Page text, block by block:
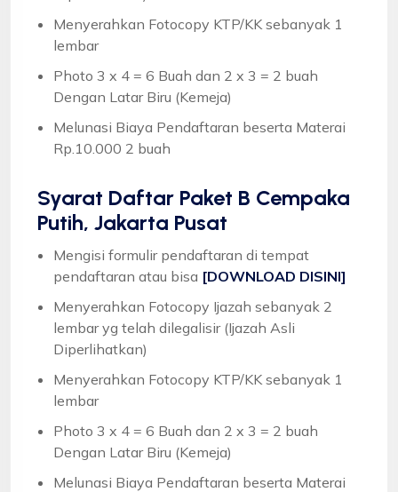
Menyerahkan Fotocopy KTP/KK sebanyak 1
lembar
Photo 3 x 4 = 6 Buah dan 2 x 3 = 2 buah
Dengan Latar Biru (Kemeja)
Melunasi Biaya Pendaftaran beserta Materai
Rp.10.000 2 buah
Syarat Daftar Paket B Cempaka
Putih, Jakarta Pusat
Mengisi formulir pendaftaran di tempat
pendaftaran atau bisa [DOWNLOAD DISINI]
Menyerahkan Fotocopy Ijazah sebanyak 2
lembar yg telah dilegalisir (Ijazah Asli
Diperlihatkan)
Menyerahkan Fotocopy KTP/KK sebanyak 1
lembar
Photo 3 x 4 = 6 Buah dan 2 x 3 = 2 buah
Dengan Latar Biru (Kemeja)
Melunasi Biaya Pendaftaran beserta Materai